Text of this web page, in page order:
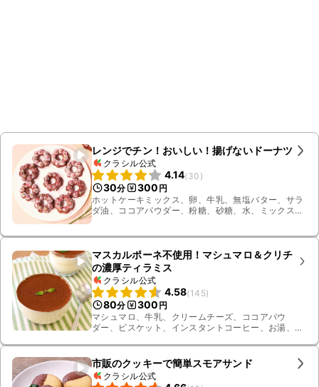
レンジでチン！おいしい！揚げないドーナツ
クラシル公式
4.14(30 )
30分 300 円
ホットケーキミックス、卵、牛乳、無塩バター、サラ
ダ油、ココアパウダー、粉糖、砂糖、水、ミックスフ
マスカルポーネ不使用！マシュマロ＆クリチ
の濃厚ティラミス
クラシル公式
4.58(145)
80分 300 円
マシュマロ、牛乳、クリームチーズ、ココアパウ
ダー、ビスケット、インスタントコーヒー、お湯、砂
市販のクッキーで簡単スモアサンド
クラシル公式